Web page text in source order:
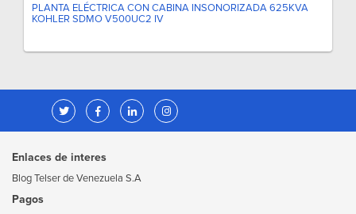
PLANTA ELÉCTRICA CON CABINA INSONORIZADA 625KVA
KOHLER SDMO V500UC2 IV
Enlaces de interes
Blog Telser de Venezuela S.A
Pagos